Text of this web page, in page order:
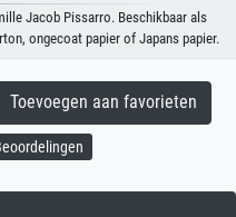
Jacob Pissarro. Beschikbaar als
ongecoat papier of Japans papier.
Toevoegen aan favorieten